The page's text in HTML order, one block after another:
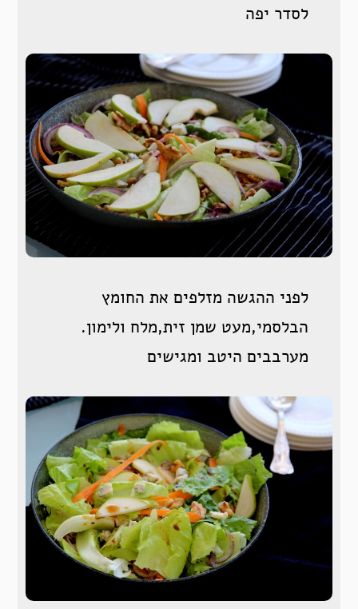
לסדר יפה
לפני ההגשה מזלפים את החומץ
הבלסמי,מעט שמן זית,מלח ולימון.
מערבבים היטב ומגישים